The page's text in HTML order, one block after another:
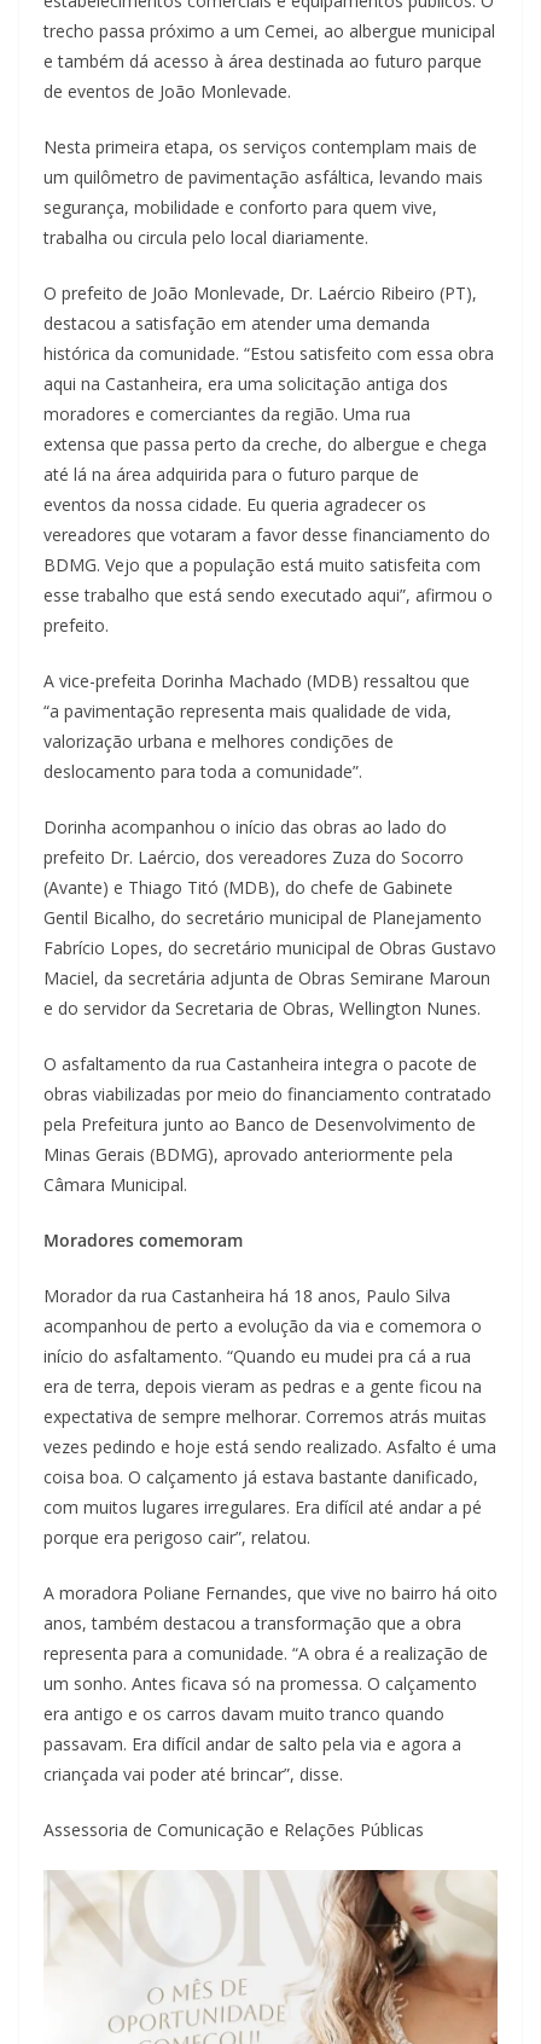
trecho passa próximo a um Cemei, ao albergue municipal
e também dá acesso à área destinada ao futuro parque
de eventos de João Monlevade.
Nesta primeira etapa, os serviços contemplam mais de
um quilômetro de pavimentação asfáltica, levando mais
segurança, mobilidade e conforto para quem vive,
trabalha ou circula pelo local diariamente.
O prefeito de João Monlevade, Dr. Laércio Ribeiro (PT),
destacou a satisfação em atender uma demanda
histórica da comunidade. “Estou satisfeito com essa obra
aqui na Castanheira, era uma solicitação antiga dos
moradores e comerciantes da região. Uma rua
extensa que passa perto da creche, do albergue e chega
até lá na área adquirida para o futuro parque de
eventos da nossa cidade. Eu queria agradecer os
vereadores que votaram a favor desse financiamento do
BDMG. Vejo que a população está muito satisfeita com
esse trabalho que está sendo executado aqui”, afirmou o
prefeito.
A vice-prefeita Dorinha Machado (MDB) ressaltou que
“a pavimentação representa mais qualidade de vida,
valorização urbana e melhores condições de
deslocamento para toda a comunidade”.
Dorinha acompanhou o início das obras ao lado do
prefeito Dr. Laércio, dos vereadores Zuza do Socorro
(Avante) e Thiago Titó (MDB), do chefe de Gabinete
Gentil Bicalho, do secretário municipal de Planejamento
Fabrício Lopes, do secretário municipal de Obras Gustavo
Maciel, da secretária adjunta de Obras Semirane Maroun
e do servidor da Secretaria de Obras, Wellington Nunes.
O asfaltamento da rua Castanheira integra o pacote de
obras viabilizadas por meio do financiamento contratado
pela Prefeitura junto ao Banco de Desenvolvimento de
Minas Gerais (BDMG), aprovado anteriormente pela
Câmara Municipal.
Moradores comemoram
Morador da rua Castanheira há 18 anos, Paulo Silva
acompanhou de perto a evolução da via e comemora o
início do asfaltamento. “Quando eu mudei pra cá a rua
era de terra, depois vieram as pedras e a gente ficou na
expectativa de sempre melhorar. Corremos atrás muitas
vezes pedindo e hoje está sendo realizado. Asfalto é uma
coisa boa. O calçamento já estava bastante danificado,
com muitos lugares irregulares. Era difícil até andar a pé
porque era perigoso cair”, relatou.
A moradora Poliane Fernandes, que vive no bairro há oito
anos, também destacou a transformação que a obra
representa para a comunidade. “A obra é a realização de
um sonho. Antes ficava só na promessa. O calçamento
era antigo e os carros davam muito tranco quando
passavam. Era difícil andar de salto pela via e agora a
criançada vai poder até brincar”, disse.
Assessoria de Comunicação e Relações Públicas